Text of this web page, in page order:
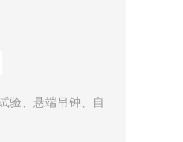
验、悬端吊钟、自